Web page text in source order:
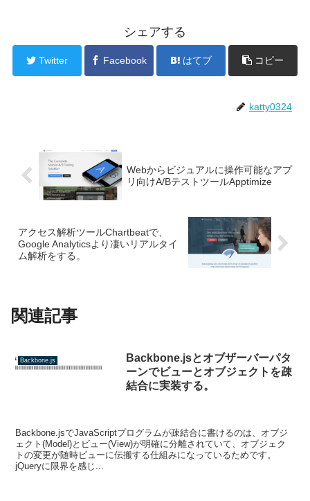
シェアする
Twitter Facebook はてブ コピー
katty0324
Webからビジュアルに操作可能なアプ
リ向けA/BテストツールApptimize
アクセス解析ツールChartbeatで、
Google Analyticsより凄いリアルタイ
ム解析をする。
関連記事
Backbone.js
Backbone.jsとオブザーバーパタ
ーンでビューとオブジェクトを疎
結合に実装する。
Backbone.jsでJavaScriptプログラムが疎結合に書けるのは、オブジ
ェクト(Model)とビュー(View)が明確に分離されていて、オブジェク
トの変更が随時ビューに伝搬する仕組みになっているためです。
jQueryに限界を感じ...